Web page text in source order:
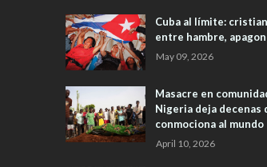
Cuba al límite:
entre hambre,
May 09, 2026
Masacre en
Nigeria deja decenas
conmociona al mundo
April 10, 2026